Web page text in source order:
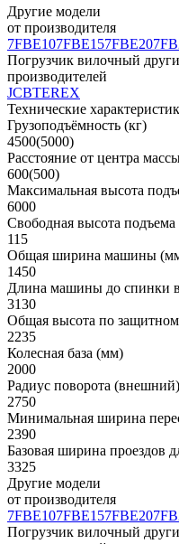
Другие модели
от производителя
7FBE107FBE157FBE20
Погрузчик вилочный
производителей
JCBTEREX
Технические
Грузоподъёмность (кг)
4500(5000)
Расстояние от центра
600(500)
Максимальная высота
6000
Свободная высота подъема
115
Общая ширина машины
1450
Длина машины до спинки
3130
Общая высота по
2235
Колесная база (мм)
2000
Радиус поворота
2750
Минимальная ширина
2390
Базовая ширина проездов
3325
Другие модели
от производителя
7FBE107FBE157FBE20
Погрузчик вилочный